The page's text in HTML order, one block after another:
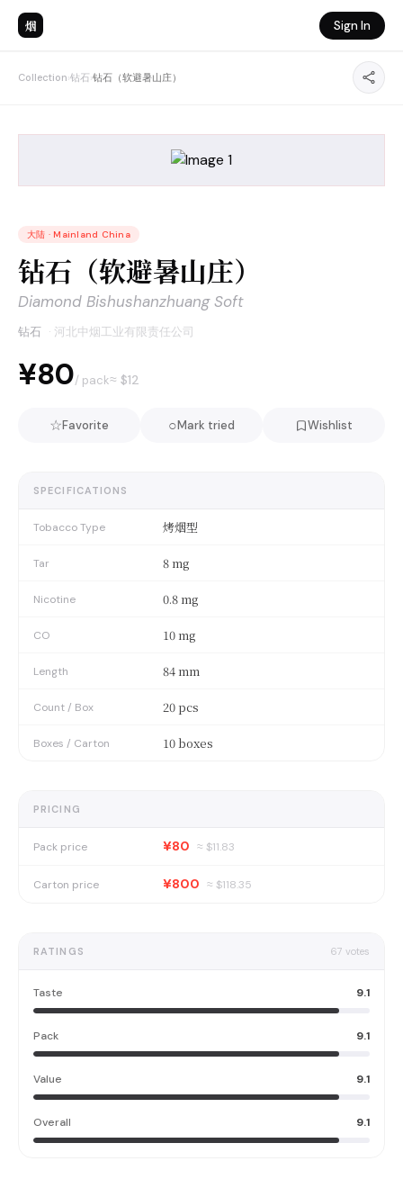
烟 Sign In
Collection›钻石›钻石（软避暑山庄）
大陆 · Mainland China
钻石（软避暑山庄）
Diamond Bishushanzhuang Soft
钻石 · 河北中烟工业有限责任公司
¥80/ pack≈ $12
☆Favorite ○Mark tried Wishlist
SPECIFICATIONS
Tobacco Type 烤烟型
Tar 8 mg
Nicotine 0.8 mg
CO 10 mg
Length 84 mm
Count / Box 20 pcs
Boxes / Carton 10 boxes
PRICING
Pack price ¥80 ≈ $11.83
Carton price ¥800 ≈ $118.35
RATINGS 67 votes
Taste 9.1
Pack 9.1
Value 9.1
Overall 9.1